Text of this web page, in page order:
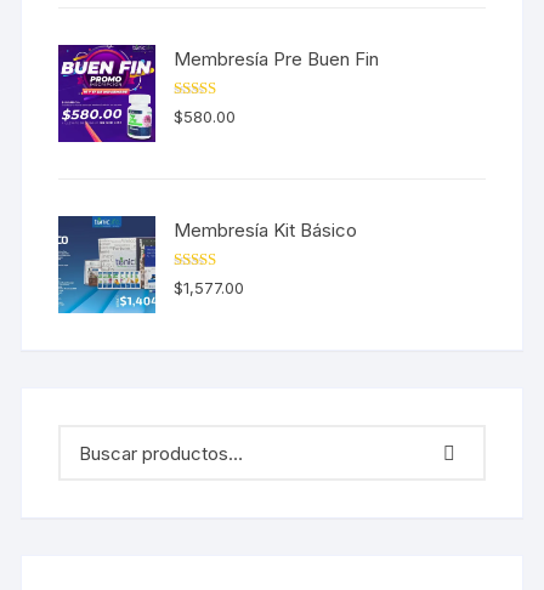
Membresía Pre Buen Fin
Valorado en
5.00de 5
$580.00
Membresía Kit Básico
Valorado en
5.00 de 5
$1,577.00